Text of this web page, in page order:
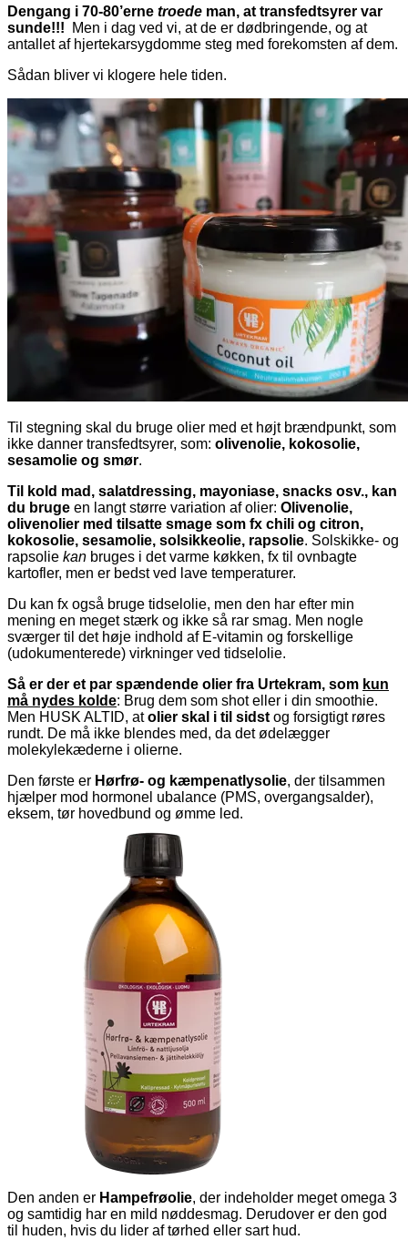
Dengang i 70-80’erne troede man, at transfedtsyrer var
sunde!!! Men i dag ved vi, at de er dødbringende, og at
antallet af hjertekarsygdomme steg med forekomsten af dem.
Sådan bliver vi klogere hele tiden.
Til stegning skal du bruge olier med et højt brændpunkt, som
ikke danner transfedtsyrer, som: olivenolie, kokosolie,
sesamolie og smør.
Til kold mad, salatdressing, mayoniase, snacks osv., kan
du bruge en langt større variation af olier: Olivenolie,
olivenolier med tilsatte smage som fx chili og citron,
kokosolie, sesamolie, solsikkeolie, rapsolie. Solskikke- og
rapsolie kan bruges i det varme køkken, fx til ovnbagte
kartofler, men er bedst ved lave temperaturer.
Du kan fx også bruge tidselolie, men den har efter min
mening en meget stærk og ikke så rar smag. Men nogle
sværger til det høje indhold af E-vitamin og forskellige
(udokumenterede) virkninger ved tidselolie.
Så er der et par spændende olier fra Urtekram, som kun
må nydes kolde: Brug dem som shot eller i din smoothie.
Men HUSK ALTID, atolier skal i til sidst og forsigtigt røres
rundt. De må ikke blendes med, da det ødelægger
molekylekæderne i olierne.
Den første er Hørfrø- og kæmpenatlysolie, der tilsammen
hjælper mod hormonel ubalance (PMS, overgangsalder),
eksem, tør hovedbund og ømme led.
Den anden er Hampefrøolie, der indeholder meget omega 3
og samtidig har en mild nøddesmag. Derudover er den god
til huden, hvis du lider af tørhed eller sart hud.